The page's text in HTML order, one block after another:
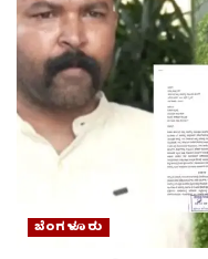
ಬೆಂಗಳೂರು